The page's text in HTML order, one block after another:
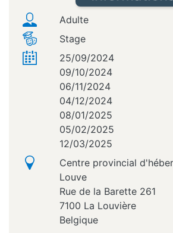
Adulte
Stage
25/09/2024
09/10/2024
06/11/2024
04/12/2024
08/01/2025
05/02/2025
12/03/2025
Centre provincial
Louve
Rue de la Barette 261
7100 La Louvière
Belgique